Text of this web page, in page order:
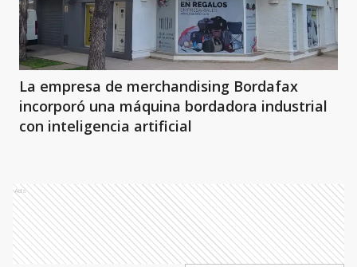
La empresa de merchandising Bordafax
incorporó una máquina bordadora industrial
con inteligencia artificial
Ads